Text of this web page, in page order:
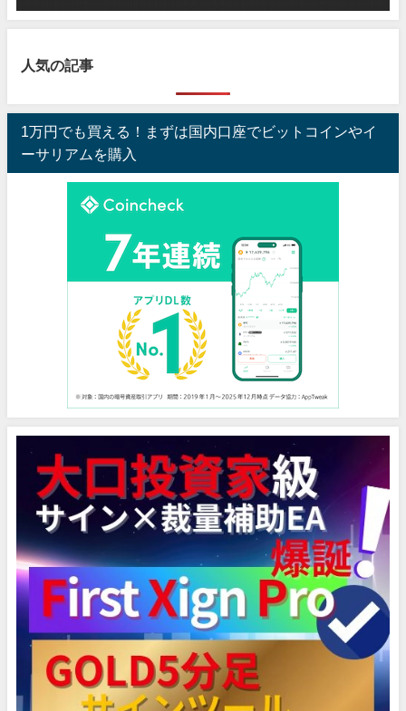
人気の記事
1万円でも買える！まずは国内口座でビットコインやイ
ーサリアムを購入